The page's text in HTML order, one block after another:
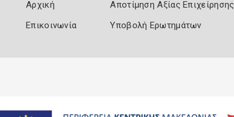
Αρχική
Επικοινωνία
Αποτίμηση Αξίας Επιχείρησης
Υποβολή Ερωτημάτων